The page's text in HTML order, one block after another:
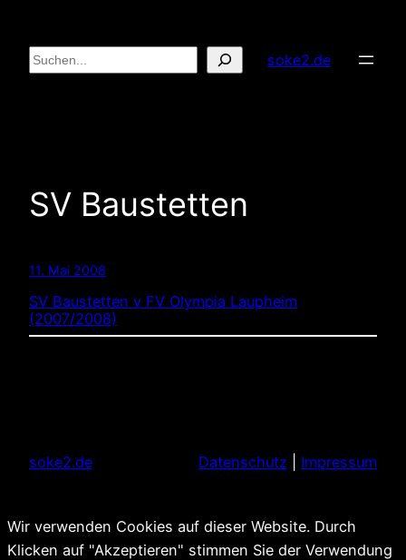
Inhalt
springen
Suchen soke2.de
SV Baustetten
11. Mai 2008
SV Baustetten v FV Olympia Laupheim
(2007/2008)
soke2.de Datenschutz Impressum
Wir verwenden Cookies auf dieser Website. Durch
Klicken auf "Akzeptieren" stimmen Sie der Verwendung